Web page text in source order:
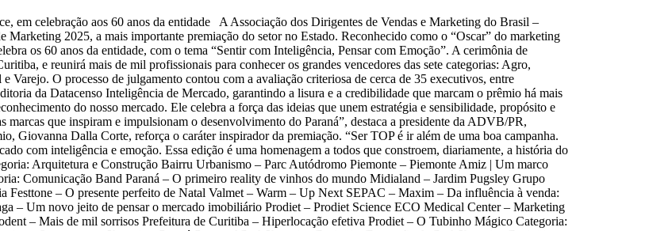
em celebração aos 60 anos da entidade A Associação dos Dirigentes de Vendas e Marketing do Brasil –
2025, a mais importante premiação do setor no Estado. Reconhecido como o “Oscar” do marketing
os 60 anos da entidade, com o tema “Sentir com Inteligência, Pensar com Emoção”. A cerimônia de
e reunirá mais de mil profissionais para conhecer os grandes vencedores das sete categorias: Agro,
O processo de julgamento contou com a avaliação criteriosa de cerca de 35 executivos, entre
da Datacenso Inteligência de Mercado, garantindo a lisura e a credibilidade que marcam o prêmio há mais
do nosso mercado. Ele celebra a força das ideias que unem estratégia e sensibilidade, propósito e
marcas que inspiram e impulsionam o desenvolvimento do Paraná”, destaca a presidente da ADVB/PR,
Giovanna Dalla Corte, reforça o caráter inspirador da premiação. “Ser TOP é ir além de uma boa campanha.
com inteligência e emoção. Essa edição é uma homenagem a todos que constroem, diariamente, a história do
Arquitetura e Construção Bairru Urbanismo – Parc Autódromo Piemonte – Piemonte Amiz | Um marco
Comunicação Band Paraná – O primeiro reality de vinhos do mundo Midialand – Jardim Pugsley Grupo
Festtone – O presente perfeito de Natal Valmet – Warm – Up Next SEPAC – Maxim – Da influência à venda:
– Um novo jeito de pensar o mercado imobiliário Prodiet – Prodiet Science ECO Medical Center – Marketing
– Mais de mil sorrisos Prefeitura de Curitiba – Hiperlocação efetiva Prodiet – O Tubinho Mágico Categoria: